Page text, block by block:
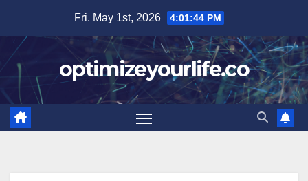
content
Fri. May 1st, 2026 4:01:45 PM
optimizeyourlife.co